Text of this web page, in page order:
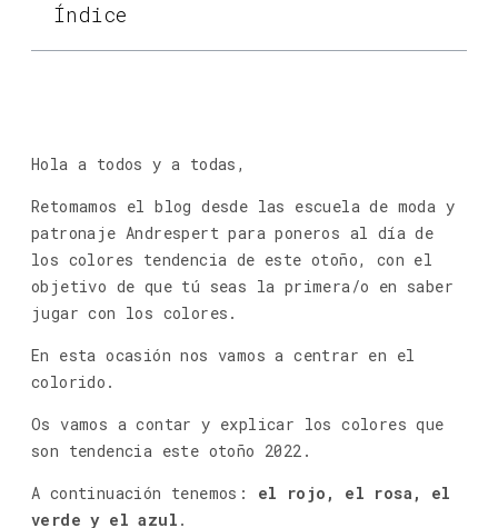
Índice
Hola a todos y a todas,
Retomamos el blog desde las escuela de moda y
patronaje Andrespert para poneros al día de
los colores tendencia de este otoño, con el
objetivo de que tú seas la primera/o en saber
jugar con los colores.
En esta ocasión nos vamos a centrar en el
colorido.
Os vamos a contar y explicar los colores que
son tendencia este otoño 2022.
A continuación tenemos: el rojo, el rosa, el
verde y el azul .